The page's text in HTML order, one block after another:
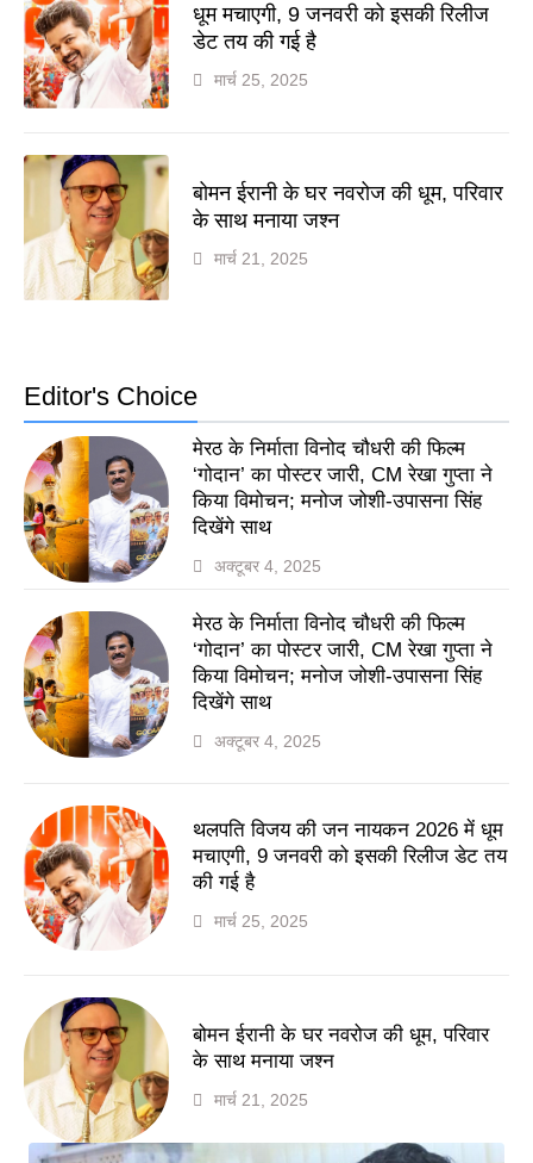
धूम मचाएगी, 9 जनवरी को इसकी रिलीज
डेट तय की गई है
मार्च 25, 2025
बोमन ईरानी के घर नवरोज की धूम, परिवार
के साथ मनाया जश्न
मार्च 21, 2025
Editor's Choice
मेरठ के निर्माता विनोद चौधरी की फिल्म
‘गोदान’ का पोस्टर जारी, CM रेखा गुप्ता ने
किया विमोचन; मनोज जोशी-उपासना सिंह
दिखेंगे साथ
अक्टूबर 4, 2025
मेरठ के निर्माता विनोद चौधरी की फिल्म
‘गोदान’ का पोस्टर जारी, CM रेखा गुप्ता ने
किया विमोचन; मनोज जोशी-उपासना सिंह
दिखेंगे साथ
अक्टूबर 4, 2025
थलपति विजय की जन नायकन 2026 में धूम
मचाएगी, 9 जनवरी को इसकी रिलीज डेट तय
की गई है
मार्च 25, 2025
बोमन ईरानी के घर नवरोज की धूम, परिवार
के साथ मनाया जश्न
मार्च 21, 2025